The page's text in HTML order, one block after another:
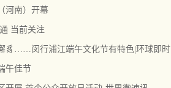
河南）开幕
当前关注
豸……闵行浦江端午文化节有特色|环球即时
午佳节